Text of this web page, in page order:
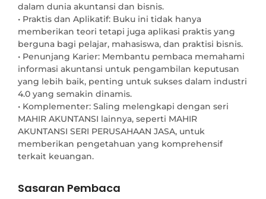
dalam dunia akuntansi dan bisnis.
• Praktis dan Aplikatif: Buku ini tidak hanya
memberikan teori tetapi juga aplikasi praktis yang
berguna bagi pelajar, mahasiswa, dan praktisi bisnis.
• Penunjang Karier: Membantu pembaca memahami
informasi akuntansi untuk pengambilan keputusan
yang lebih baik, penting untuk sukses dalam industri
4.0 yang semakin dinamis.
• Komplementer: Saling melengkapi dengan seri
MAHIR AKUNTANSI lainnya, seperti MAHIR
AKUNTANSI SERI PERUSAHAAN JASA, untuk
memberikan pengetahuan yang komprehensif
terkait keuangan.
Sasaran Pembaca